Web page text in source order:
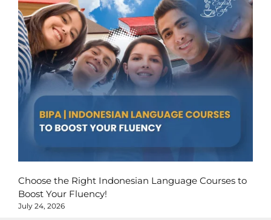
Choose the Right Indonesian Language Courses to
Boost Your Fluency!
July 24, 2026